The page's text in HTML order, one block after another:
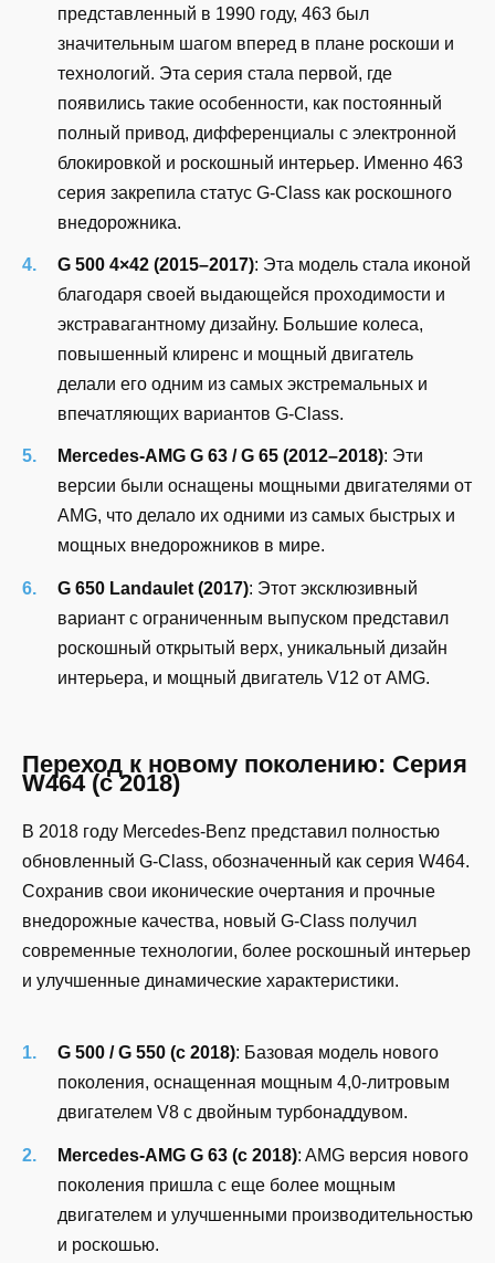
представленный в 1990 году, 463 был
значительным шагом вперед в плане роскоши и
технологий. Эта серия стала первой, где
появились такие особенности, как постоянный
полный привод, дифференциалы с электронной
блокировкой и роскошный интерьер. Именно 463
серия закрепила статус G-Class как роскошного
внедорожника.
G 500 4×42 (2015–2017): Эта модель стала иконой
благодаря своей выдающейся проходимости и
экстравагантному дизайну. Большие колеса,
повышенный клиренс и мощный двигатель
делали его одним из самых экстремальных и
впечатляющих вариантов G-Class.
Mercedes-AMG G 63 / G 65 (2012–2018): Эти
версии были оснащены мощными двигателями от
AMG, что делало их одними из самых быстрых и
мощных внедорожников в мире.
G 650 Landaulet (2017): Этот эксклюзивный
вариант с ограниченным выпуском представил
роскошный открытый верх, уникальный дизайн
интерьера, и мощный двигатель V12 от AMG.
Переход к новому поколению: Серия
W464 (с 2018)
В 2018 году Mercedes-Benz представил полностью
обновленный G-Class, обозначенный как серия W464.
Сохранив свои иконические очертания и прочные
внедорожные качества, новый G-Class получил
современные технологии, более роскошный интерьер
и улучшенные динамические характеристики.
G 500 / G 550 (с 2018): Базовая модель нового
поколения, оснащенная мощным 4,0-литровым
двигателем V8 с двойным турбонаддувом.
Mercedes-AMG G 63 (с 2018): AMG версия нового
поколения пришла с еще более мощным
двигателем и улучшенными производительностью
и роскошью.